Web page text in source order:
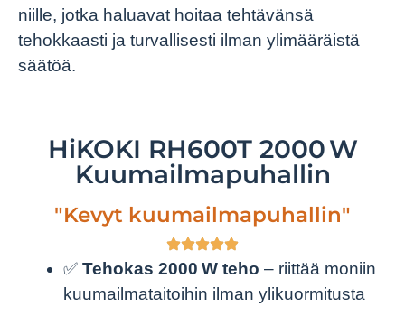
niille, jotka haluavat hoitaa tehtävänsä
tehokkaasti ja turvallisesti ilman ylimääräistä
säätöä.
HiKOKI RH600T 2000 W
Kuumailmapuhallin
"Kevyt kuumailmapuhallin"
✅ Tehokas 2000 W teho – riittää moniin
kuumailmataitoihin ilman ylikuormitusta